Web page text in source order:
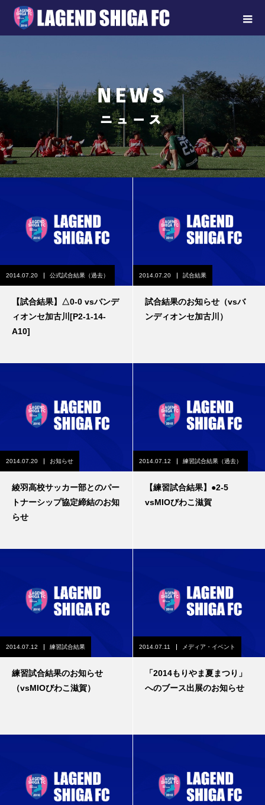
2014.07.20 公式試合結果（過去）
【試合結果】△0-0 vsバンデ
ィオンセ加古川[P2-1-14-
A10]
2014.07.20 試合結果
試合結果のお知らせ（vsバ
ンディオンセ加古川）
2014.07.20 お知らせ
綾羽高校サッカー部とのパー
トナーシップ協定締結のお知
らせ
2014.07.12 練習試合結果（過去）
【練習試合結果】●2-5
vsMIOびわこ滋賀
2014.07.12 練習試合結果
練習試合結果のお知らせ
（vsMIOびわこ滋賀）
2014.07.11 メディア・イベント
「2014もりやま夏まつり」
へのブース出展のお知らせ